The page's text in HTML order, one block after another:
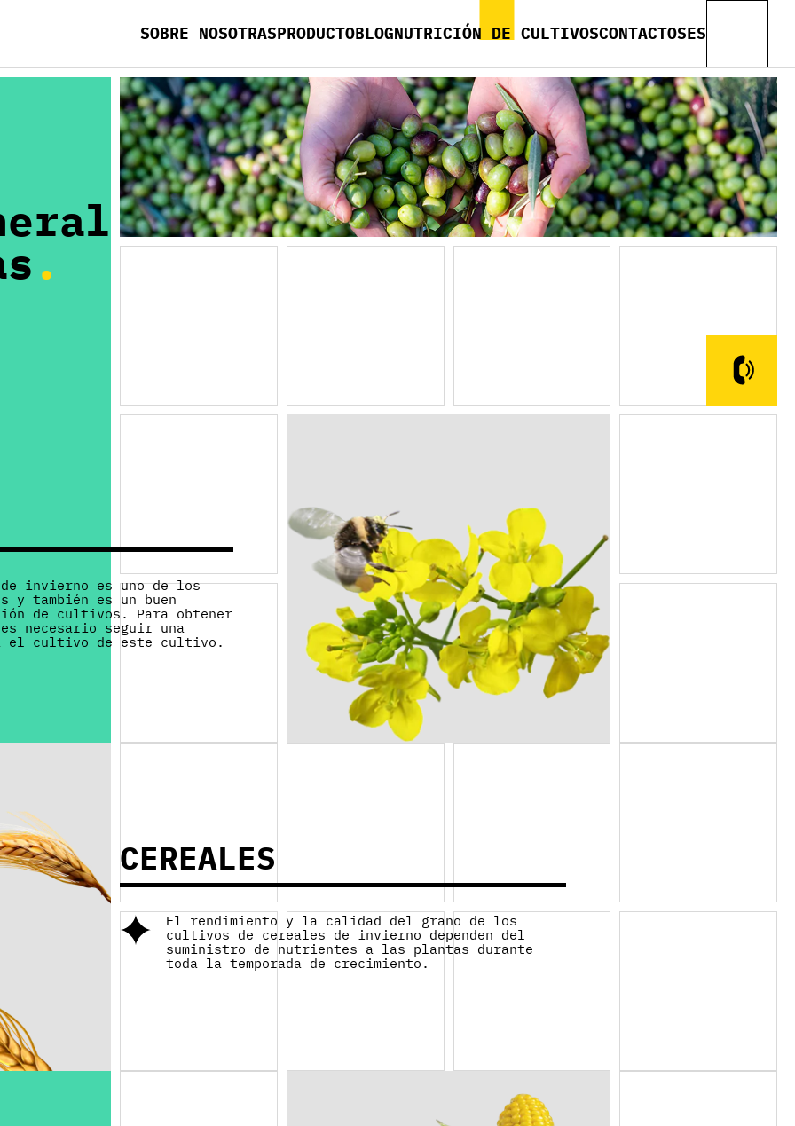
SOBRE NOSOTRASPRODUCTOBLOGNUTRICIÓN DE CULTIVOSCONTACTOSES
EN
UA
FR
invierno es uno de los
y también es un buen
de cultivos. Para obtener
necesario seguir una
el cultivo de este cultivo.
CEREALES
El rendimiento y la calidad del grano de los
cultivos de cereales de invierno dependen del
suministro de nutrientes a las plantas durante
toda la temporada de crecimiento.